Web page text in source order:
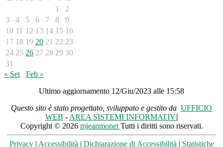
1
2
3
4 5 6 7 8
9
10 11 12 13 14 15 16
17 18 19 20 21 22 23
24 25 26 27 28 29 30
31
« Set
Feb »
Ultimo aggiornamento 12/Giu/2023 alle 15:58
Questo sito è stato progettato, sviluppato e gestito da UFFICIO
WEB - AREA SISTEMI INFORMATIVI
Copyright © 2026 mjeanmonet Tutti i diritti sono riservati.
Privacy | Accessibilità | Dichiarazione di Accessibilità | Statistiche